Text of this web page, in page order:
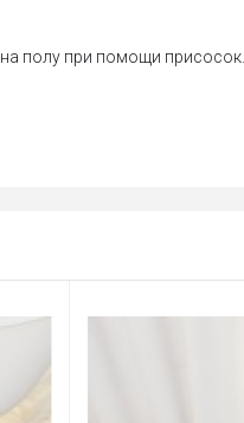
полу при помощи присосок.